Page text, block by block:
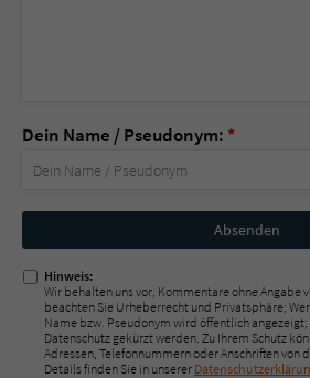
Dein Name / Pseudonym: *
Nicht
ausfüllen!
Hinweis:
Wir behalten uns vor, Kommentare ohne Angabe
beachten Sie Urheberrecht und Privatsphäre;
Name bzw. Pseudonym wird öffentlich
Datenschutz gekürzt werden. Zu Ihrem Schutz
Adressen, Telefonnummern oder Anschriften von
Details finden Sie in unserer